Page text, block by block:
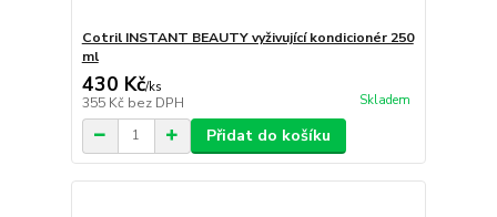
Cotril INSTANT BEAUTY vyživující kondicionér 250
ml
430 Kč/ks
355 Kč bez DPH Skladem
Přidat do košíku